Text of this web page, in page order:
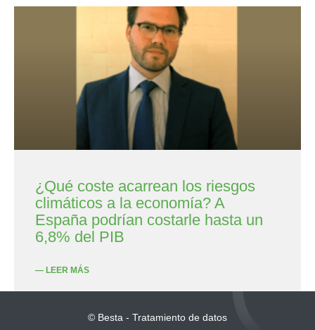
¿Qué coste acarrean los riesgos
climáticos a la economía? A
España podrían costarle hasta un
6,8% del PIB
— LEER MÁS
© Besta - Tratamiento de datos